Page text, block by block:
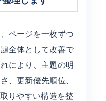
ページを一枚ずつ
全体として改善で
により、主題の明
、更新優先順位、
りやすい構造を整